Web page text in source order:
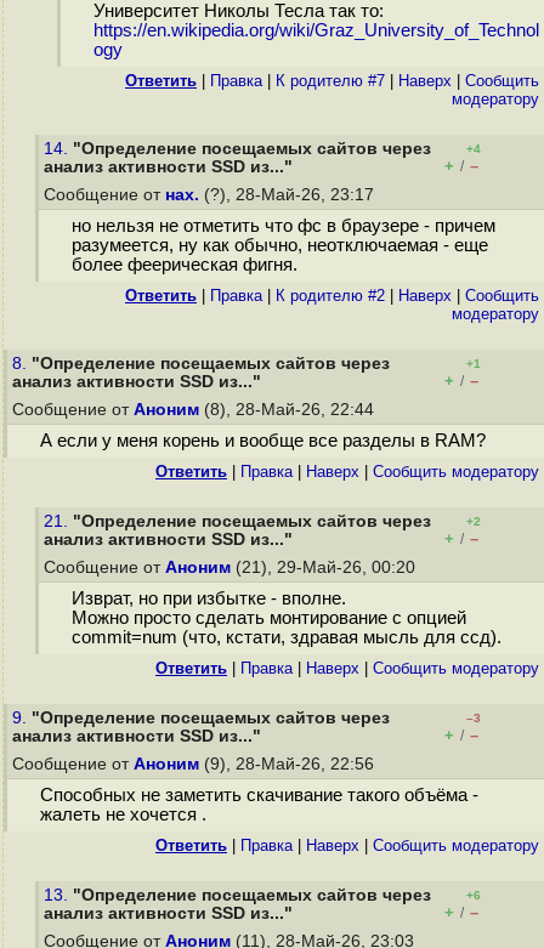
Университет Николы Тесла так то:
https://en.wikipedia.org/wiki/Graz_University_of_Technol
ogy
Ответить Правка| К родителю #7 Наверх
Cообщить
модератору
14. "Определение посещаемых сайтов через
анализ активности SSD из..."
+4
+ / –
Сообщение от нах. (?), 28-Май-26, 23:17
но нельзя не отметить что фс в браузере - причем
разумеется, ну как обычно, неотключаемая - еще
более феерическая фигня.
Ответить Правка| К родителю #2 Наверх
Cообщить
модератору
8. "Определение посещаемых сайтов через
анализ активности SSD из..."
+1
+ / –
Сообщение от Аноним (8), 28-Май-26, 22:44
А если у меня корень и вообще все разделы в RAM?
Ответить Правка| Наверх Cообщить модератору
21. "Определение посещаемых сайтов через
анализ активности SSD из..."
+2
+ / –
Сообщение от Аноним (21), 29-Май-26, 00:20
Изврат, но при избытке - вполне.
Можно просто сделать монтирование с опцией
commit=num (что, кстати, здравая мысль для ссд).
Ответить Правка| Наверх Cообщить модератору
9. "Определение посещаемых сайтов через
анализ активности SSD из..."
–3
+ / –
Сообщение от Аноним (9), 28-Май-26, 22:56
Способных не заметить скачивание такого объёма -
жалеть не хочется .
Ответить Правка| Наверх Cообщить модератору
13. "Определение посещаемых сайтов через
анализ активности SSD из..."
+6
+ / –
Сообщение от Аноним (11), 28-Май-26, 23:03